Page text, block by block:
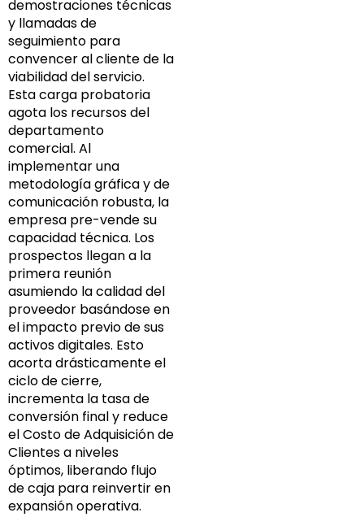
demostraciones técnicas
y llamadas de
seguimiento para
convencer al cliente de la
viabilidad del servicio.
Esta carga probatoria
agota los recursos del
departamento
comercial. Al
implementar una
metodología gráfica y de
comunicación robusta, la
empresa pre-vende su
capacidad técnica. Los
prospectos llegan a la
primera reunión
asumiendo la calidad del
proveedor basándose en
el impacto previo de sus
activos digitales. Esto
acorta drásticamente el
ciclo de cierre,
incrementa la tasa de
conversión final y reduce
el Costo de Adquisición de
Clientes a niveles
óptimos, liberando flujo
de caja para reinvertir en
expansión operativa.